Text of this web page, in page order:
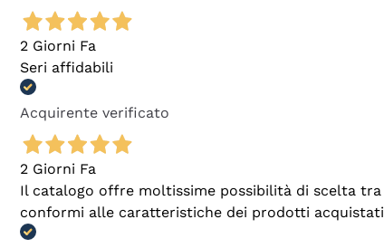
2 Giorni Fa
Seri affidabili
Acquirente verificato
2 Giorni Fa
Il catalogo offre moltissime possibilità di scelta
conformi alle caratteristiche dei prodotti acquistati